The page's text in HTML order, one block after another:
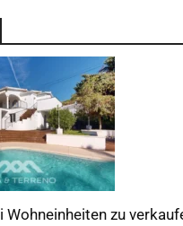
Wohneinheiten zu